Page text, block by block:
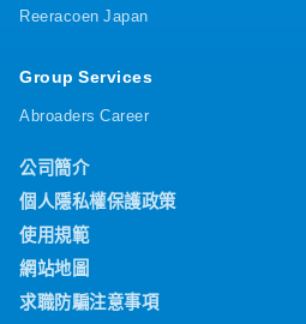
Reeracoen Japan
Group Services
Abroaders Career
公司簡介
個人隱私權保護政策
使用規範
網站地圖
求職防騙注意事項